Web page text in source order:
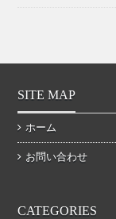
SITE MAP
ホーム
お問い合わせ
CATEGORIES